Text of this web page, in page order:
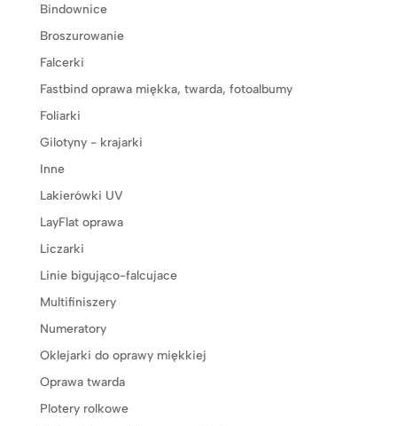
Bindownice
Broszurowanie
Falcerki
Fastbind oprawa miękka, twarda, fotoalbumy
Foliarki
Gilotyny - krajarki
Inne
Lakierówki UV
LayFlat oprawa
Liczarki
Linie bigująco-falcujace
Multifiniszery
Numeratory
Oklejarki do oprawy miękkiej
Oprawa twarda
Plotery rolkowe